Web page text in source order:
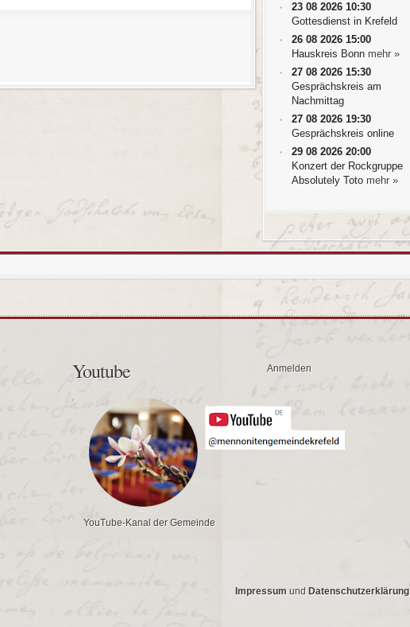
23 08 2026 10:30
Gottesdienst in Krefeld
26 08 2026 15:00
Hauskreis Bonn mehr »
27 08 2026 15:30
Gesprächskreis am
Nachmittag
27 08 2026 19:30
Gesprächskreis online
29 08 2026 20:00
Konzert der Rockgruppe
Absolutely Toto mehr »
Youtube
YouTube-Kanal der Gemeinde
Anmelden
Impressum und Datenschutzerklärung